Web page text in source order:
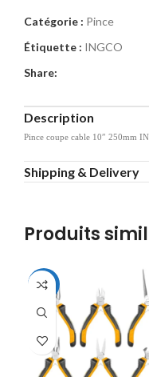
Catégorie : Pince
Étiquette : INGCO
Share:
Description
Pince coupe cable 10″ 250mm
Shipping & Delivery
Produits
-24%